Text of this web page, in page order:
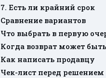
7. Есть ли крайний срок
Сравнение вариантов
Что выбрать в первую
Когда возврат может
Как написать продавцу
Чек-лист перед решением